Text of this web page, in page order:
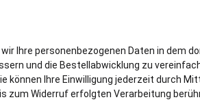
Ihre personenbezogenen Daten in dem
und die Bestellabwicklung zu
können Ihre Einwilligung jederzeit durch
zum Widerruf erfolgten Verarbeitung